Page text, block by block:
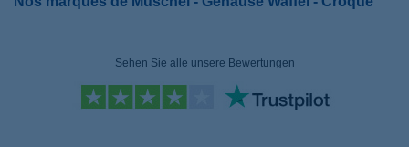
Sehen Sie alle unsere Bewertungen